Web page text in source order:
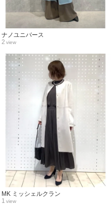
2 view
ナノユニバース
1 view
MK ミッシェルクラン